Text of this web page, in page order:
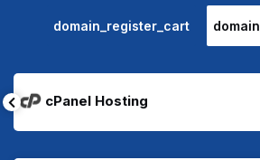
domain_register_cart
cPanel Hosting